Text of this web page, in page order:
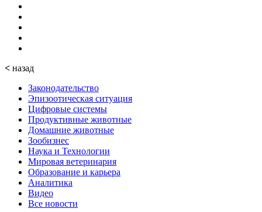
< назад
Законодательство
Эпизоотическая ситуация
Цифровые системы
Продуктивные животные
Домашние животные
Зообизнес
Наука и Технологии
Мировая ветеринария
Образование и карьера
Аналитика
Видео
Все новости